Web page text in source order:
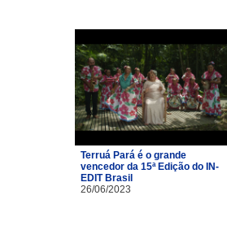
Terruá Pará é o grande
vencedor da 15ª Edição do IN-
EDIT Brasil
26/06/2023